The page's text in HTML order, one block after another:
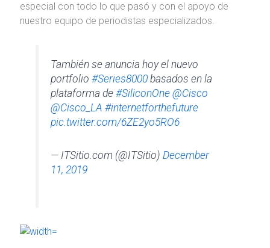
especial con todo lo que pasó y con el apoyo de
nuestro equipo de periodistas especializados.
También se anuncia hoy el nuevo
portfolio#Series8000 basados en la
plataforma de#SiliconOne @Cisco
@Cisco_LA #internetforthefuture
pic.twitter.com/6ZE2yo5RO6
— ITSitio.com (@ITSitio)December
11, 2019